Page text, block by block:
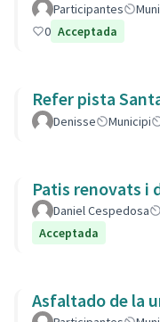
Participantes
0 Acceptada
Refer pista
Denisse Municipi
Patis renovats i
Daniel Cespedosa
Acceptada
Asfaltado de la